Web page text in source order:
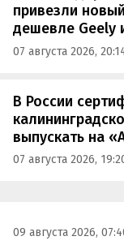
привезли
дешевле Geely
07 августа 2026,
В России
выпускать на
07 августа 2026,
09 августа 2026,